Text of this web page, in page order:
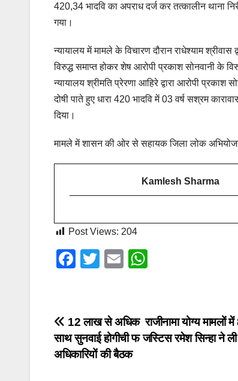
420,34 भादवि का अपराध दर्ज कर तत्कालीन थाना
गया।
न्यायालय में मामले के विचारण दौरान राधेश्याम
विरुद्ध समाप्त होकर शेष आरोपी प्रकाश सोनवानी के
न्यायालय श्रीमति प्रेरणा आहिरे द्वारा आरोपी
दोषी पाते हुए धारा 420 भादवि में 03 वर्ष सश्रम
दिया।
मामले में शासन की ओर से सहायक जिला लोक अभियोजन
Kamlesh Sharma
Post Views: 204
F
e
b
o
T
er
E
s
A
Post
navigation
12 लाख से अधिक राजीनामा योग्य मामलों में
साथ सुनवाई होगीची फ जस्टिस रमेश सिन्हा ने ली
अधिकारियों की बैठक